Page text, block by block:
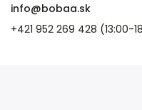
info@bobaa.sk
+421 952 269 428 (13:00-